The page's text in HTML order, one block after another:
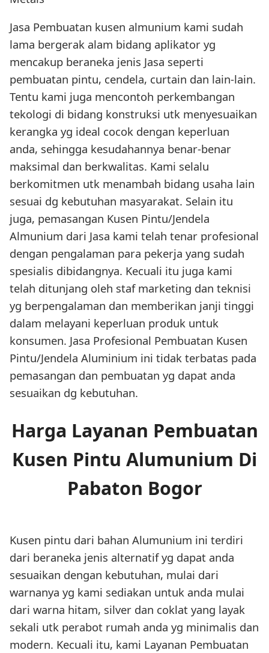
Jasa Pembuatan kusen almunium kami sudah
lama bergerak alam bidang aplikator yg
mencakup beraneka jenis Jasa seperti
pembuatan pintu, cendela, curtain dan lain-lain.
Tentu kami juga mencontoh perkembangan
tekologi di bidang konstruksi utk menyesuaikan
kerangka yg ideal cocok dengan keperluan
anda, sehingga kesudahannya benar-benar
maksimal dan berkwalitas. Kami selalu
berkomitmen utk menambah bidang usaha lain
sesuai dg kebutuhan masyarakat. Selain itu
juga, pemasangan Kusen Pintu/Jendela
Almunium dari Jasa kami telah tenar profesional
dengan pengalaman para pekerja yang sudah
spesialis dibidangnya. Kecuali itu juga kami
telah ditunjang oleh staf marketing dan teknisi
yg berpengalaman dan memberikan janji tinggi
dalam melayani keperluan produk untuk
konsumen. Jasa Profesional Pembuatan Kusen
Pintu/Jendela Aluminium ini tidak terbatas pada
pemasangan dan pembuatan yg dapat anda
sesuaikan dg kebutuhan.
Harga Layanan Pembuatan
Kusen Pintu Alumunium Di
Pabaton Bogor
Kusen pintu dari bahan Alumunium ini terdiri
dari beraneka jenis alternatif yg dapat anda
sesuaikan dengan kebutuhan, mulai dari
warnanya yg kami sediakan untuk anda mulai
dari warna hitam, silver dan coklat yang layak
sekali utk perabot rumah anda yg minimalis dan
modern. Kecuali itu, kami Layanan Pembuatan